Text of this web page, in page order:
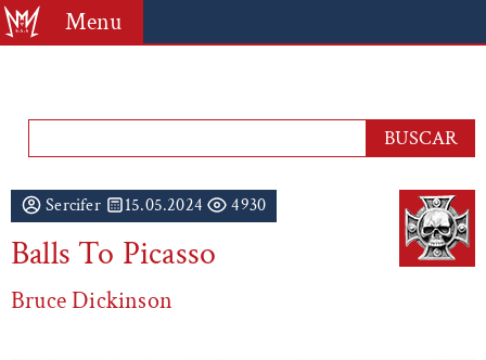
Menu
Sercifer 15.05.2024 4930
Balls To Picasso
Bruce Dickinson